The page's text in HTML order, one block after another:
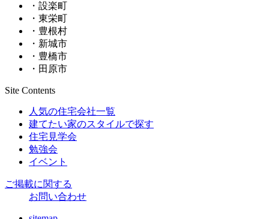
・設楽町
・東栄町
・豊根村
・新城市
・豊橋市
・田原市
Site Contents
人気の住宅会社一覧
建てたい家のスタイルで探す
住宅見学会
勉強会
イベント
ご掲載に関する
お問い合わせ